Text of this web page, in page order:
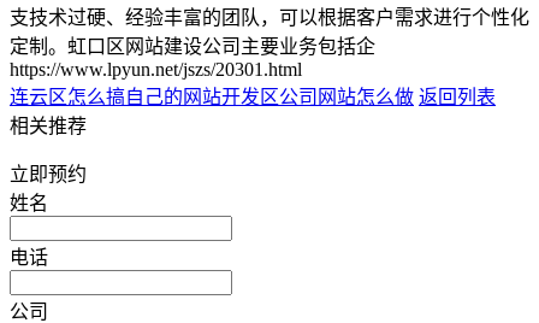
支技术过硬、经验丰富的团队，可以根据客户需求进行个性化
定制。虹口区网站建设公司主要业务包括企
https://www.lpyun.net/jszs/20301.html
连云区怎么搞自己的网站开发区公司网站怎么做 返回列表
相关推荐
立即预约
姓名
电话
公司